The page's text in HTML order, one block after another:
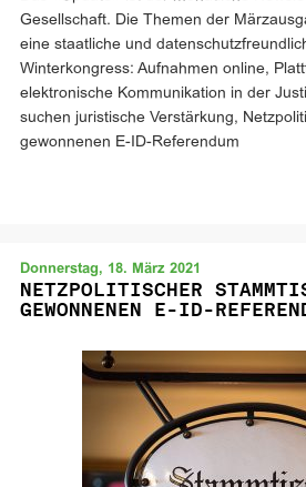
Gesellschaft. Die Themen der
eine staatliche und
Winterkongress: Aufnahmen online,
elektronische Kommunikation in der
suchen juristische Verstärkung,
gewonnenen E-ID-Referendum
Donnerstag, 18. März 2021
NETZPOLITISCHER
GEWONNENEN E-ID-